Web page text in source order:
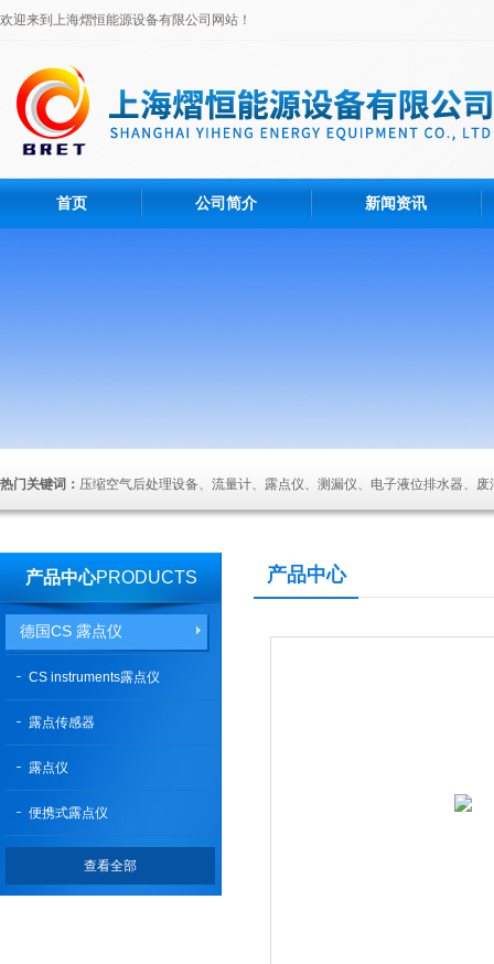
欢迎来到上海熠恒能源设备有限公司网站！
首页 公司简介 新闻资讯
热门关键词： 压缩空气后处理设备、流量计、露点仪、测漏仪、电子液位排水器、
产品中心PRODUCTS
德国CS 露点仪
CS instruments露点仪
露点传感器
露点仪
便携式露点仪
查看全部
产品中心